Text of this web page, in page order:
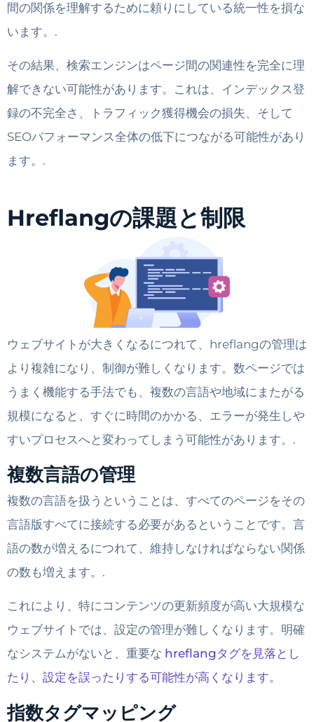
間の関係を理解するために頼りにしている統一性を損な
います。.
その結果、検索エンジンはページ間の関連性を完全に理
解できない可能性があります。これは、インデックス登
録の不完全さ、トラフィック獲得機会の損失、そして
SEOパフォーマンス全体の低下につながる可能性があり
ます。.
Hreflangの課題と制限
ウェブサイトが大きくなるにつれて、hreflangの管理は
より複雑になり、制御が難しくなります。数ページでは
うまく機能する手法でも、複数の言語や地域にまたがる
規模になると、すぐに時間のかかる、エラーが発生しや
すいプロセスへと変わってしまう可能性があります。.
複数言語の管理
複数の言語を扱うということは、すべてのページをその
言語版すべてに接続する必要があるということです。言
語の数が増えるにつれて、維持しなければならない関係
の数も増えます。.
これにより、特にコンテンツの更新頻度が高い大規模な
ウェブサイトでは、設定の管理が難しくなります。明確
なシステムがないと、重要な hreflangタグを見落とし
たり、設定を誤ったりする可能性が高くなります。
指数タグマッピング